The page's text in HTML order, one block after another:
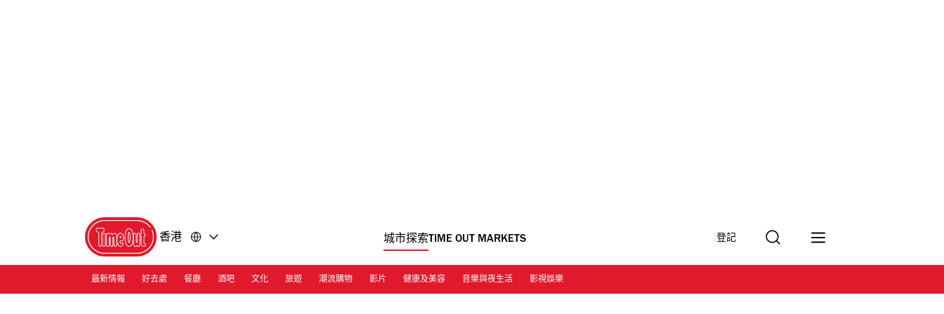
香港 城市探索TIME OUT MARKETS 登記
最新情報 好去處 餐廳 酒吧 文化 旅遊 潮流購物 影片 健康及美容 音樂與夜生活 影視娛樂